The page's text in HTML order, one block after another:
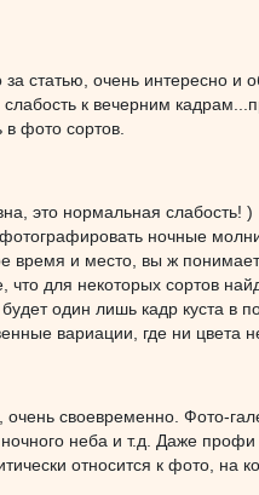
статью, очень интересно и
к вечерним
в фото сортов.
это нормальная слабость! )
ночные
время и место, вы ж
что для некоторых сортов
один лишь кадр куста в
вариации, где ни цвета
своевременно. Фото-
неба и т.д. Даже
относится к фото,